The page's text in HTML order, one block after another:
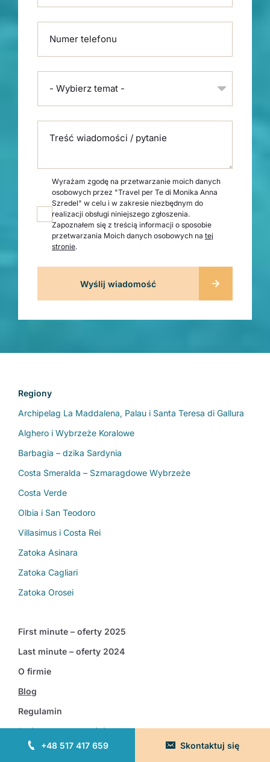
+48 517 417 659 Skontaktuj się
Numer telefonu
- Wybierz temat -
Treść wiadomości / pytanie
Wyrażam zgodę na przetwarzanie moich danych
osobowych przez "Travel per Te di Monika Anna
Szredel" w celu i w zakresie niezbędnym do
realizacji obsługi niniejszego zgłoszenia.
Zapoznałem się z treścią informacji o sposobie
przetwarzania Moich danych osobowych na tej
stronie.
Regiony
Archipelag La Maddalena, Palau i Santa Teresa di Gallura
Alghero i Wybrzeże Koralowe
Barbagia – dzika Sardynia
Costa Smeralda – Szmaragdowe Wybrzeże
Costa Verde
Olbia i San Teodoro
Villasimus i Costa Rei
Zatoka Asinara
Zatoka Cagliari
Zatoka Orosei
First minute – oferty 2025
Last minute – oferty 2024
O firmie
Blog
Regulamin
Polityka prywatności
FAQ – Częste pytania i odpowiedzi